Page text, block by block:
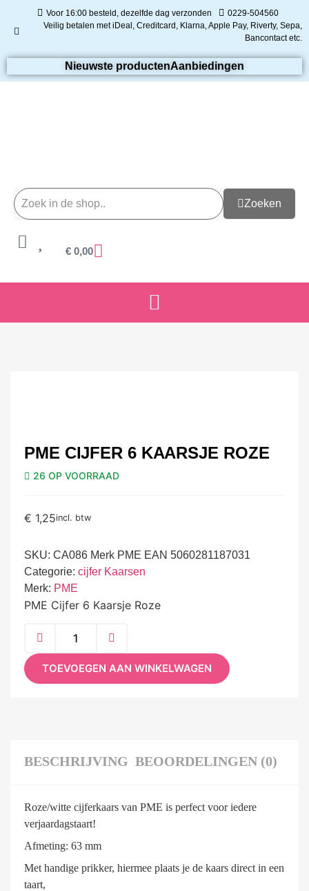
Voor 16:00 besteld, dezelfde dag verzonden
0229-504560
Veilig betalen met iDeal, Creditcard, Klarna, Apple Pay, Riverty, Sepa,
Bancontact etc.
Nieuwste productenAanbiedingen
Zoeken
€ 0,00
PME CIJFER 6 KAARSJE ROZE
26 OP VOORRAAD
€ 1,25incl. btw
SKU: CA086 Merk PME EAN 5060281187031
Categorie: cijfer Kaarsen
Merk: PME
PME Cijfer 6 Kaarsje Roze
TOEVOEGEN AAN WINKELWAGEN
BESCHRIJVING BEOORDELINGEN (0)
Roze/witte cijferkaars van PME is perfect voor iedere
verjaardagstaart!
Afmeting: 63 mm
Met handige prikker, hiermee plaats je de kaars direct in een
taart,